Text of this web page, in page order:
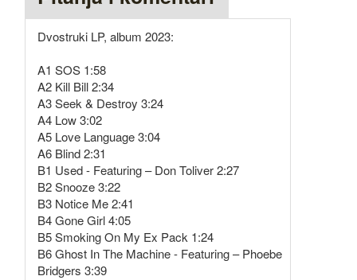
Dvostruki LP, album 2023:
A1 SOS 1:58
A2 Kill Bill 2:34
A3 Seek & Destroy 3:24
A4 Low 3:02
A5 Love Language 3:04
A6 Blind 2:31
B1 Used - Featuring – Don Toliver 2:27
B2 Snooze 3:22
B3 Notice Me 2:41
B4 Gone Girl 4:05
B5 Smoking On My Ex Pack 1:24
B6 Ghost In The Machine - Featuring – Phoebe
Bridgers 3:39